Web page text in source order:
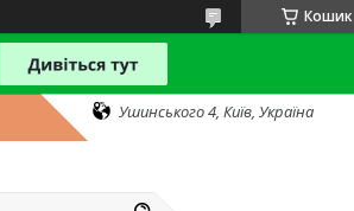
Кошик
Ушинського 4, Київ, Україна